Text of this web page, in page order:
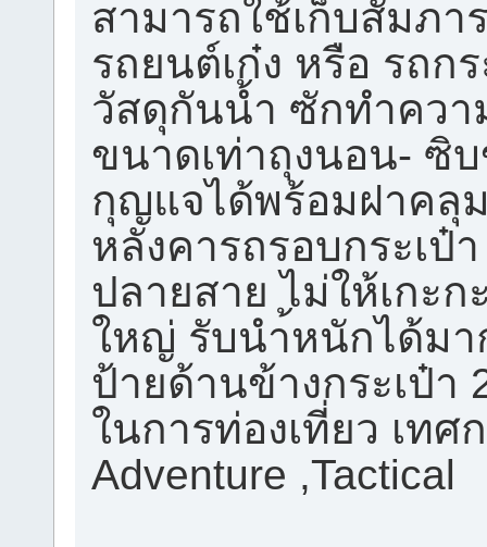
สามารถใช้เก็บสัมภา
รถยนต์เก๋ง หรือ รถก
วัสดุกันน้ำ ซักทำควา
ขนาดเท่าถุงนอน- ซิ
กุญแจได้พร้อมฝาคลุ
หลังคารถรอบกระเป๋
ปลายสาย ไม่ให้เกะ
ใหญ่ รับนำ้หนักได้ม
ป้ายด้านข้างกระเป๋า
ในการท่องเที่ยว เทศ
Adventure ,Tactical